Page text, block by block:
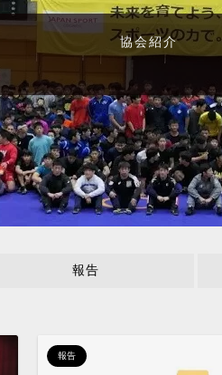
協会紹介
報告
報告